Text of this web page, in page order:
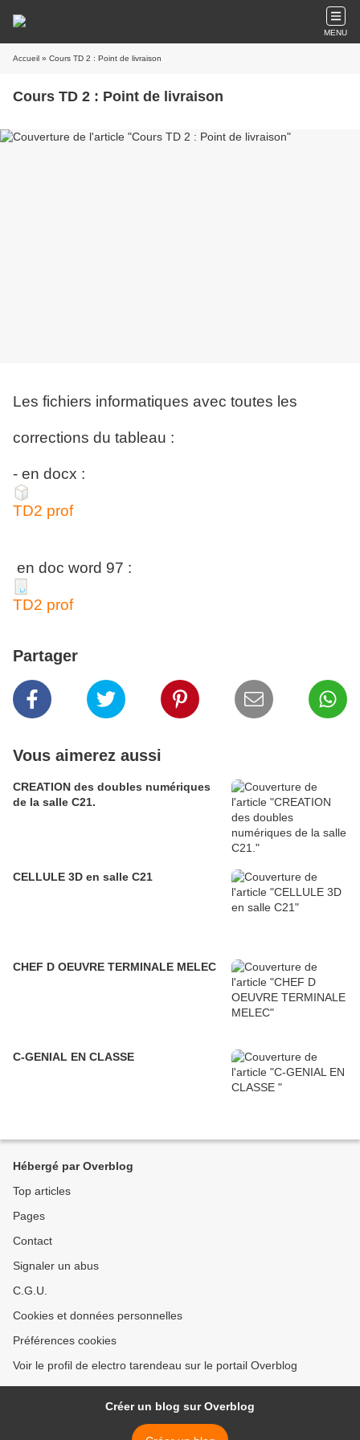
MENU
Accueil » Cours TD 2 : Point de livraison
Cours TD 2 : Point de livraison
Les fichiers informatiques avec toutes les
corrections du tableau :
- en docx :
TD2 prof
en doc word 97 :
TD2 prof
Partager
Vous aimerez aussi
CREATION des doubles numériques
de la salle C21.
CELLULE 3D en salle C21
CHEF D OEUVRE TERMINALE MELEC
C-GENIAL EN CLASSE
Hébergé par Overblog
Top articles
Pages
Contact
Signaler un abus
C.G.U.
Cookies et données personnelles
Préférences cookies
Voir le profil de electro tarendeau sur le portail Overblog
Créer un blog sur Overblog